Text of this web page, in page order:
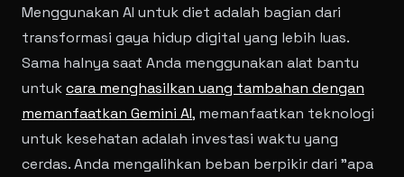
Menggunakan AI untuk diet adalah bagian dari
transformasi gaya hidup digital yang lebih luas.
Sama halnya saat Anda menggunakan alat bantu
untukcara menghasilkan uang tambahan dengan
memanfaatkan Gemini AI, memanfaatkan teknologi
untuk kesehatan adalah investasi waktu yang
cerdas. Anda mengalihkan beban berpikir dari "apa